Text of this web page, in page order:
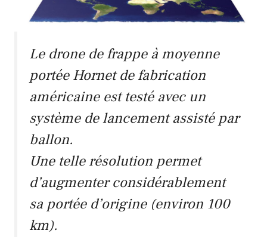
Le drone de frappe à moyenne
portée Hornet de fabrication
américaine est testé avec un
système de lancement assisté par
ballon.
Une telle résolution permet
d’augmenter considérablement
sa portée d’origine (environ 100
km).